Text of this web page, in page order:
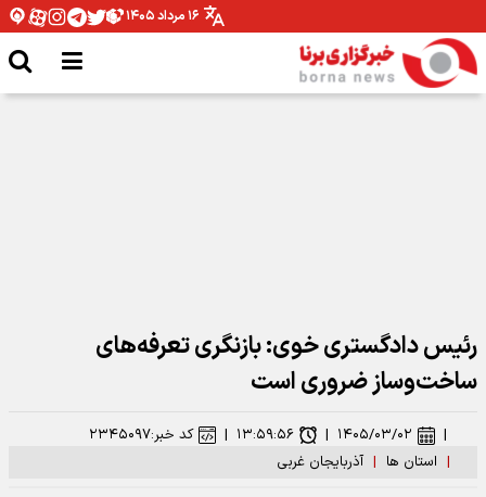
۱۶ مرداد ۱۴۰۵
رئیس دادگستری خوی: بازنگری تعرفه‌های
ساخت‌وساز ضروری است
| استان ها | آذربایجان غربی
| ۱۴۰۵/۰۳/۰۲ | ۱۳:۵۹:۵۶ | کد خبر:۲۳۴۵۰۹۷